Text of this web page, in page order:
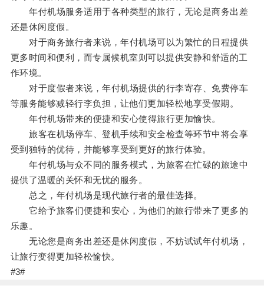
年付机场服务适用于各种类型的旅行，无论是商务出差
还是休闲度假。
对于商务旅行者来说，年付机场可以为繁忙的日程提供
更多时间和便利，而专属候机室则可以提供安静和舒适的工
作环境。
对于度假者来说，年付机场提供的行李寄存、免费停车
等服务能够减轻行李负担，让他们更加轻松地享受假期。
年付机场带来的便捷和安心使得旅行更加愉快。
旅客在机场停车、登机手续和安全检查等环节中将会享
受到独特的优待，并能够享受到更好的旅行体验。
年付机场与众不同的服务模式，为旅客在忙碌的旅途中
提供了温暖的关怀和无忧的服务。
总之，年付机场是现代旅行者的最佳选择。
它给予旅客们便捷和安心，为他们的旅行带来了更多的
乐趣。
无论您是商务出差还是休闲度假，不妨试试年付机场，
让旅行变得更加轻松愉快。
#3#